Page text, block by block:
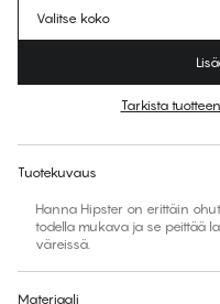
Ei ehdotettua kokoa tähän
Valitse koko
Tarkista
Tuotekuvaus
Hanna Hipster on erittäin
todella mukava ja se peittää
väreissä.
Materiaali